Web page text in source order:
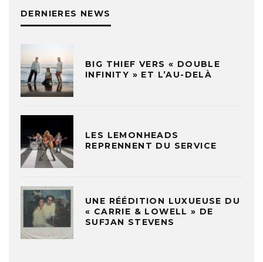
DERNIERES NEWS
BIG THIEF VERS « DOUBLE
INFINITY » ET L’AU-DELÀ
LES LEMONHEADS
REPRENNENT DU SERVICE
UNE RÉÉDITION LUXUEUSE DU
« CARRIE & LOWELL » DE
SUFJAN STEVENS